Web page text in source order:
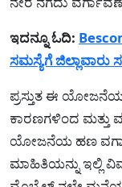
ಇದನ್ನೂ ಓದಿ:
ಸಮಸ್ಯೆಗೆ
ಪ್ರಸ್ತುತ ಈ
ಕಾರಣಗಳಿಂದ
ಯೋಜನೆಯ ಹಣ
ಮಾಹಿತಿಯನ್ನು ಇಲ್ಲಿ